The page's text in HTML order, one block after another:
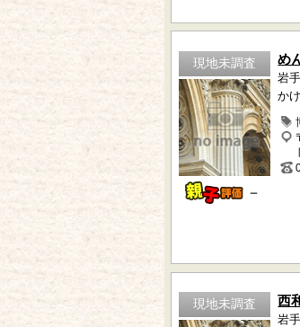
現地未調査
－
め
岩
か
現地未調査 西
岩